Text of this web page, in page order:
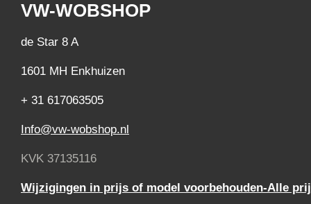
VW-WOBSHOP
de Star 8 A
1601 MH Enkhuizen
+ 31 617063505
Info@vw-wobshop.nl
KVK 37135116
Wijzigingen in prijs of model voorbehouden-Alle